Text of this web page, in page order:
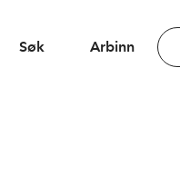
Søk Arbinn